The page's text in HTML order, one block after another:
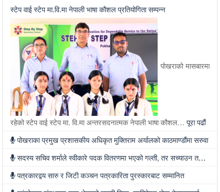
स्टेप वाई स्टेप मा.वि.मा नेपाली भाषा कौशल प्रतियोगिता सम्पन्न
पोखराको मासबारमा
रहेको स्टेप वाई स्टेप मा. वि.मा अन्तरसदनात्मक नेपाली भाषा कौशल…पूरा पढौं
पोखराका प्रमुख प्रशासकीय अधिकृत मुक्तिराम अर्यालको काठमाण्डौंमा सरुवा
सदस्य सचिव शर्माले स्वीकारे पदक वितरणमा भएको गल्ती, तर सच्याउन तयार भएनन्
पत्रकारद्वय सारु र जिटी कञ्चन पत्रकारिता पुरस्कारबाट सम्मानित